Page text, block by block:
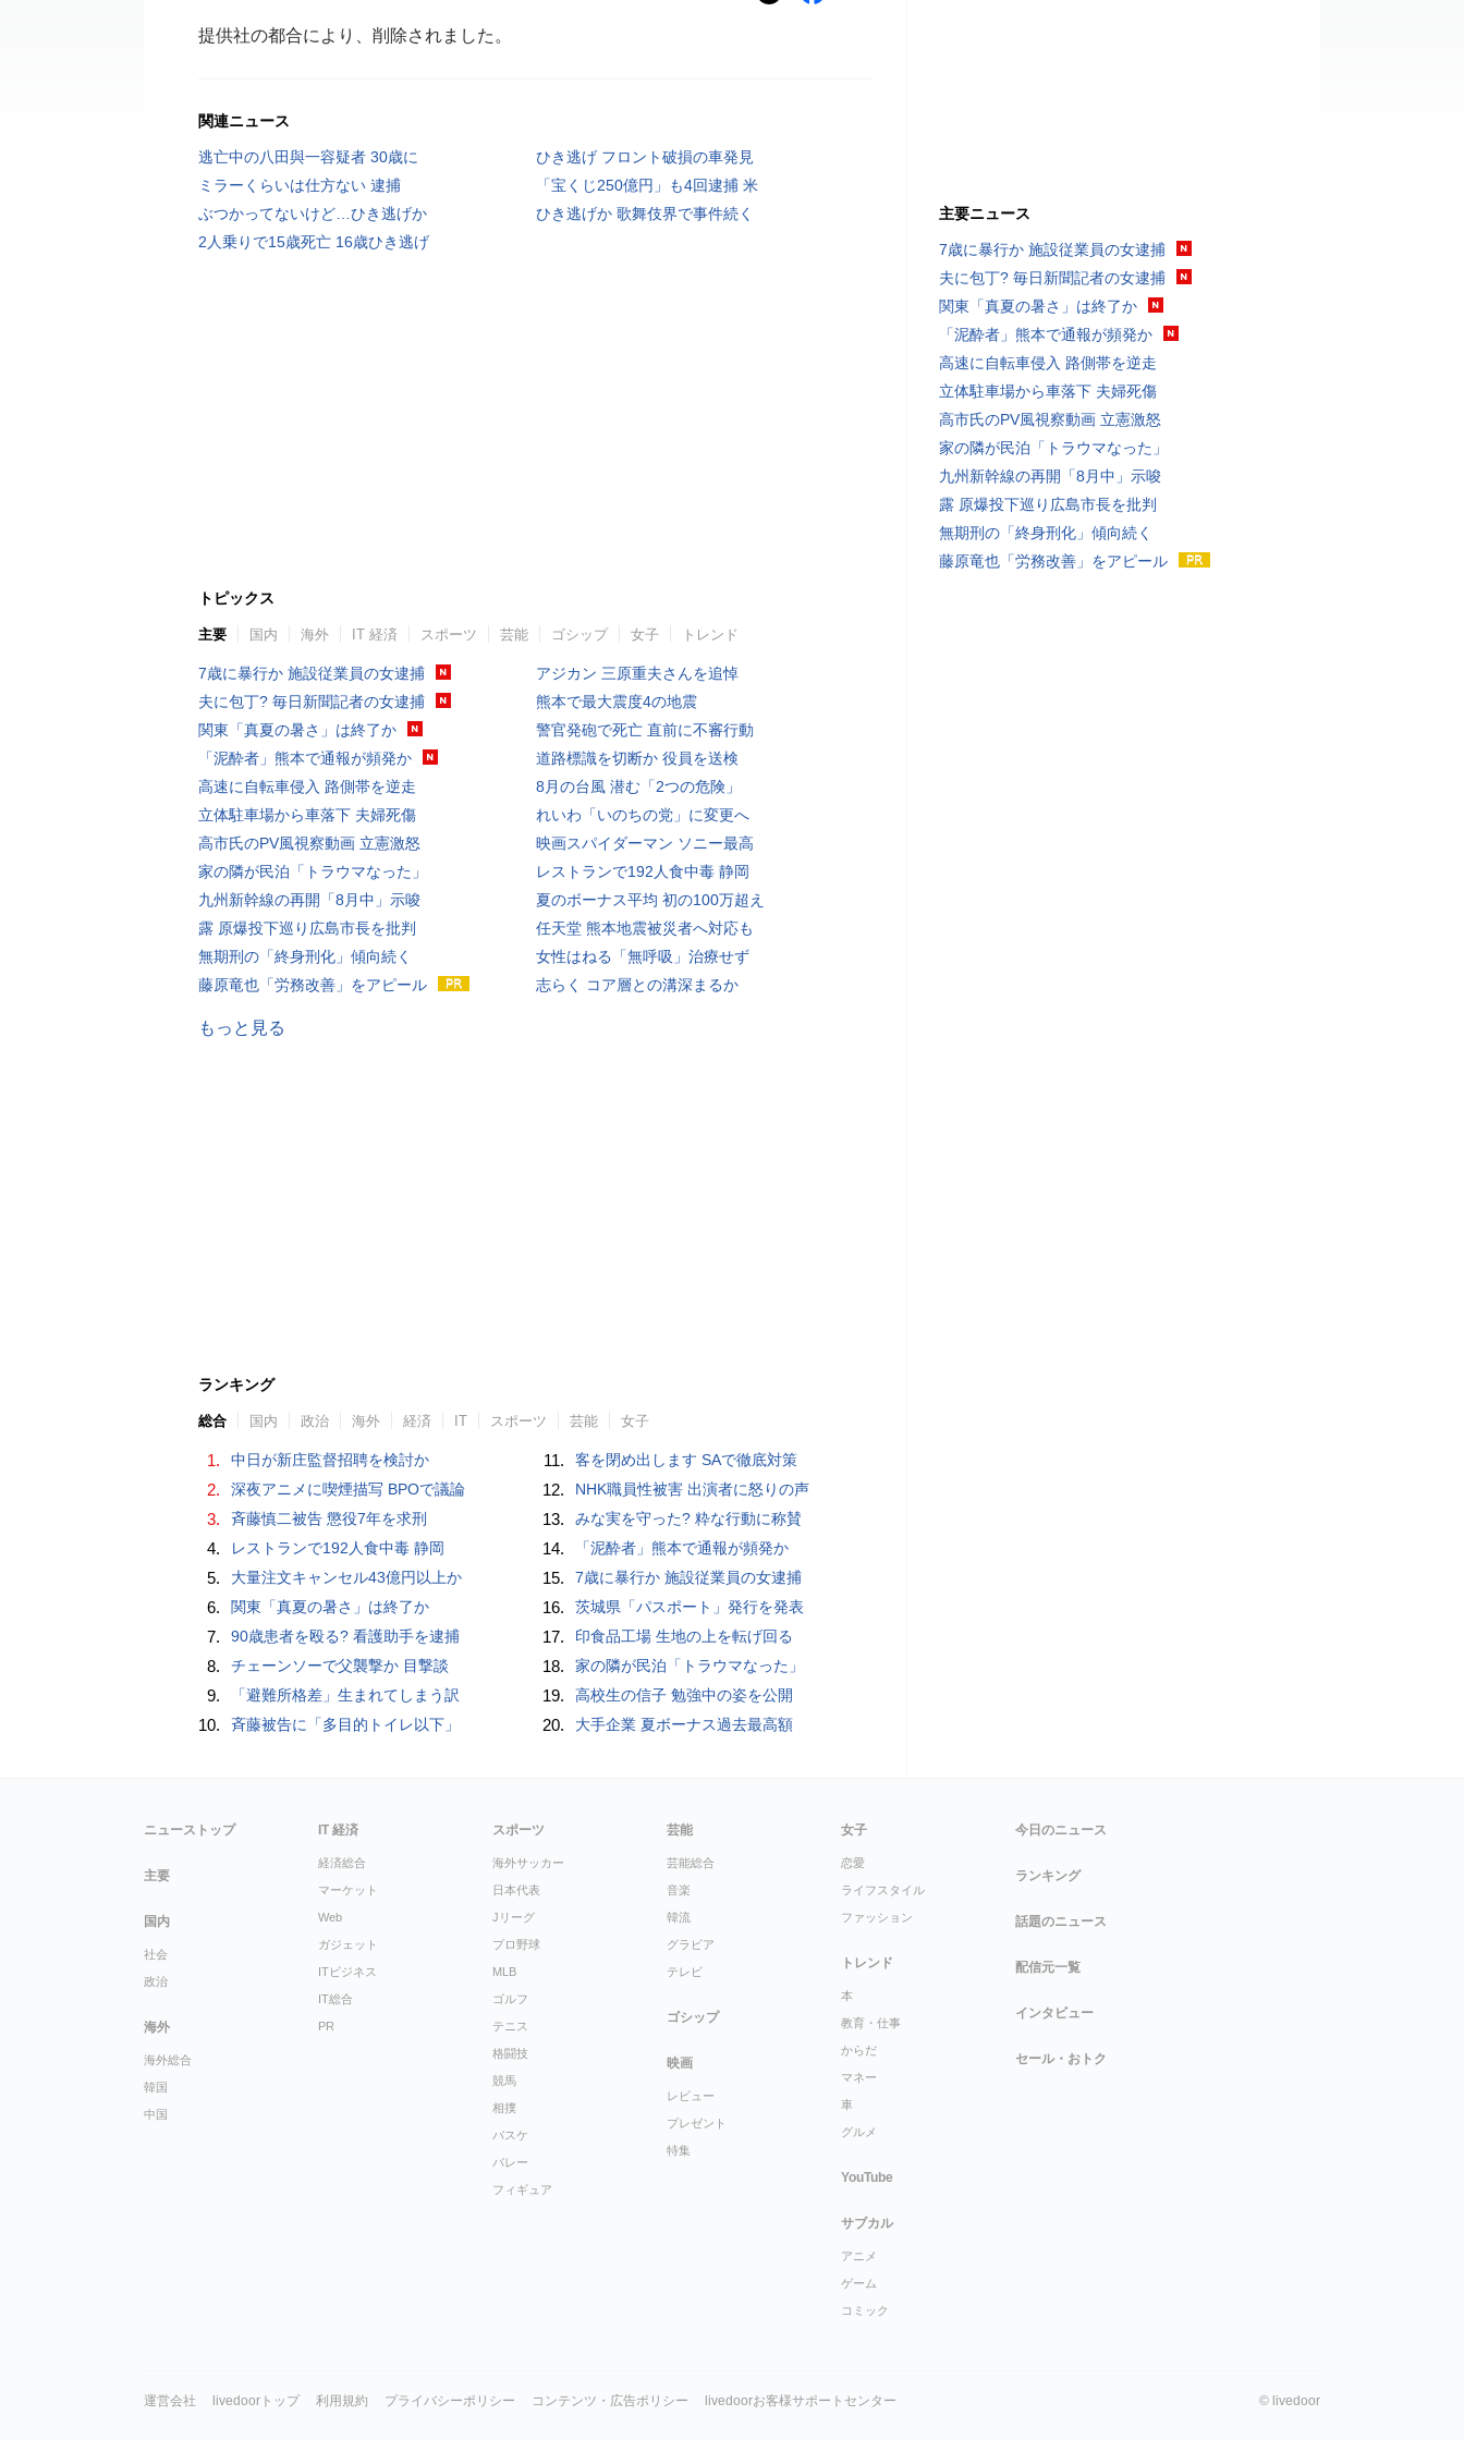
提供社の都合により、削除されました。
関連ニュース
逃亡中の八田與一容疑者 30歳に
ひき逃げ フロント破損の車発見
ミラーくらいは仕方ない 逮捕
「宝くじ250億円」も4回逮捕 米
ぶつかってないけど…ひき逃げか
ひき逃げか 歌舞伎界で事件続く
2人乗りで15歳死亡 16歳ひき逃げ
トピックス
主要 国内 海外 IT 経済 スポーツ 芸能 ゴシップ 女子 トレンド
7歳に暴行か 施設従業員の女逮捕
夫に包丁? 毎日新聞記者の女逮捕
関東「真夏の暑さ」は終了か
「泥酔者」熊本で通報が頻発か
高速に自転車侵入 路側帯を逆走
立体駐車場から車落下 夫婦死傷
高市氏のPV風視察動画 立憲激怒
家の隣が民泊「トラウマなった」
九州新幹線の再開「8月中」示唆
露 原爆投下巡り広島市長を批判
無期刑の「終身刑化」傾向続く
藤原竜也「労務改善」をアピール
アジカン 三原重夫さんを追悼
熊本で最大震度4の地震
警官発砲で死亡 直前に不審行動
道路標識を切断か 役員を送検
8月の台風 潜む「2つの危険」
れいわ「いのちの党」に変更へ
映画スパイダーマン ソニー最高
レストランで192人食中毒 静岡
夏のボーナス平均 初の100万超え
任天堂 熊本地震被災者へ対応も
女性はねる「無呼吸」治療せず
志らく コア層との溝深まるか
もっと見る
ランキング
総合 国内 政治 海外 経済 IT スポーツ 芸能 女子
1. 中日が新庄監督招聘を検討か
2. 深夜アニメに喫煙描写 BPOで議論
3. 斉藤慎二被告 懲役7年を求刑
4. レストランで192人食中毒 静岡
5. 大量注文キャンセル43億円以上か
6. 関東「真夏の暑さ」は終了か
7. 90歳患者を殴る? 看護助手を逮捕
8. チェーンソーで父襲撃か 目撃談
9. 「避難所格差」生まれてしまう訳
10. 斉藤被告に「多目的トイレ以下」
11. 客を閉め出します SAで徹底対策
12. NHK職員性被害 出演者に怒りの声
13. みな実を守った? 粋な行動に称賛
14. 「泥酔者」熊本で通報が頻発か
15. 7歳に暴行か 施設従業員の女逮捕
16. 茨城県「パスポート」発行を発表
17. 印食品工場 生地の上を転げ回る
18. 家の隣が民泊「トラウマなった」
19. 高校生の信子 勉強中の姿を公開
20. 大手企業 夏ボーナス過去最高額
主要ニュース
7歳に暴行か 施設従業員の女逮捕
夫に包丁? 毎日新聞記者の女逮捕
関東「真夏の暑さ」は終了か
「泥酔者」熊本で通報が頻発か
高速に自転車侵入 路側帯を逆走
立体駐車場から車落下 夫婦死傷
高市氏のPV風視察動画 立憲激怒
家の隣が民泊「トラウマなった」
九州新幹線の再開「8月中」示唆
露 原爆投下巡り広島市長を批判
無期刑の「終身刑化」傾向続く
藤原竜也「労務改善」をアピール
ニューストップ
主要
国内
社会
政治
海外
海外総合
韓国
中国
IT 経済
経済総合
マーケット
Web
ガジェット
ITビジネス
IT総合
PR
スポーツ
海外サッカー
日本代表
Jリーグ
プロ野球
MLB
ゴルフ
テニス
格闘技
競馬
相撲
バスケ
バレー
フィギュア
芸能
芸能総合
音楽
韓流
グラビア
テレビ
ゴシップ
映画
レビュー
プレゼント
特集
女子
恋愛
ライフスタイル
ファッション
トレンド
本
教育・仕事
からだ
マネー
車
グルメ
YouTube
サブカル
アニメ
ゲーム
コミック
今日のニュース
ランキング
話題のニュース
配信元一覧
インタビュー
セール・おトク
運営会社 livedoorトップ 利用規約 プライバシーポリシー コンテンツ・広告ポリシー livedoorお客様サポートセンター © livedoor